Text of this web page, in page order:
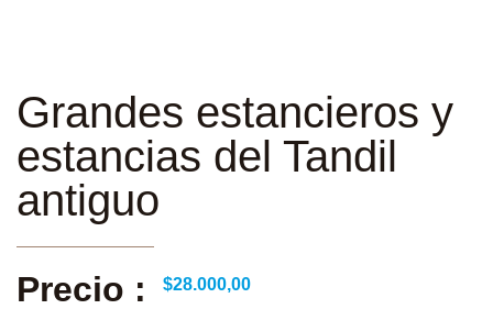
Grandes estancieros y
estancias del Tandil
antiguo
Precio : $28.000,00